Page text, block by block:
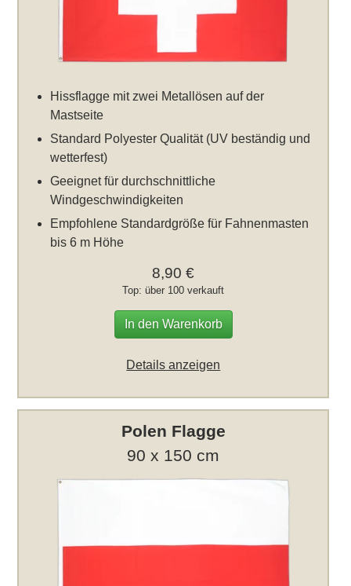
Hissflagge mit zwei Metallösen auf der
Mastseite
Standard Polyester Qualität (UV beständig und
wetterfest)
Geeignet für durchschnittliche
Windgeschwindigkeiten
Empfohlene Standardgröße für Fahnenmasten
bis 6 m Höhe
8,90 €
Top: über 100 verkauft
In den Warenkorb
Details anzeigen
Polen Flagge
90 x 150 cm